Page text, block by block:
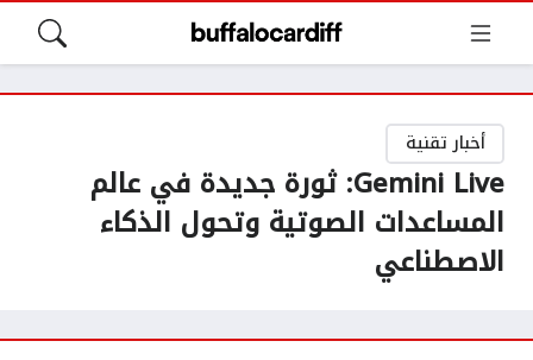
أخبار تقنية
Gemini Live: ثورة جديدة في عالم
المساعدات الصوتية وتحول الذكاء
الاصطناعي